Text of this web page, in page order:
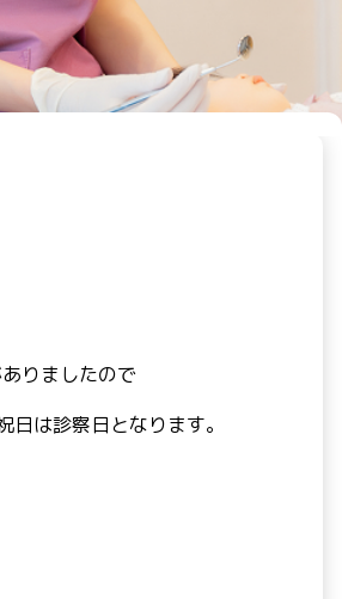
りましたので
日は診察日となります。